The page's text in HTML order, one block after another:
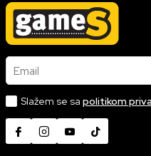
Email
Slažem se sa politikom